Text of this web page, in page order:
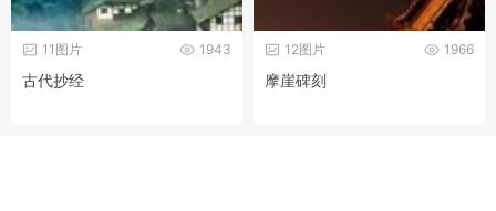
1943
11图片
古代抄经
1966
12图片
摩崖碑刻